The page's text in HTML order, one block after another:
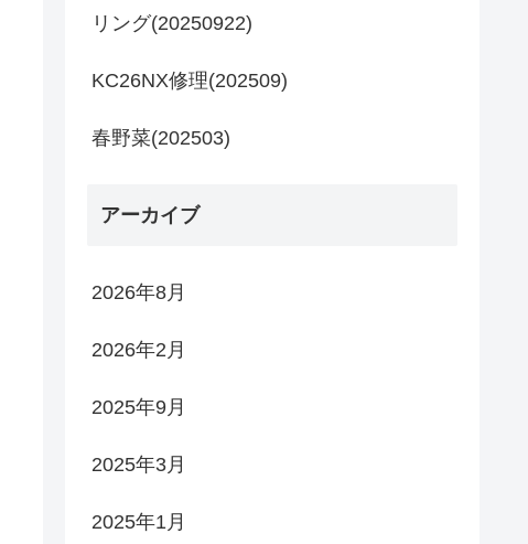
リング(20250922)
KC26NX修理(202509)
春野菜(202503)
アーカイブ
2026年8月
2026年2月
2025年9月
2025年3月
2025年1月